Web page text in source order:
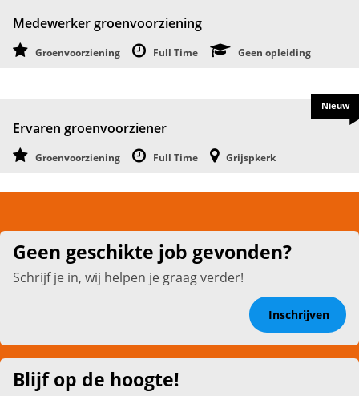
Medewerker groenvoorziening
Groenvoorziening Full Time Geen opleiding
Ervaren groenvoorziener
Groenvoorziening Full Time Grijspkerk
Nieuw
Geen geschikte job gevonden?
Schrijf je in, wij helpen je graag verder!
Inschrijven
Blijf op de hoogte!